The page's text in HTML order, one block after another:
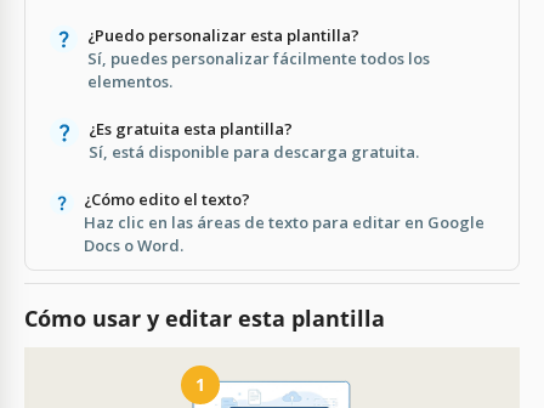
¿Puedo personalizar esta plantilla?
Sí, puedes personalizar fácilmente todos los
elementos.
¿Es gratuita esta plantilla?
Sí, está disponible para descarga gratuita.
¿Cómo edito el texto?
Haz clic en las áreas de texto para editar en Google
Docs o Word.
Cómo usar y editar esta plantilla
1